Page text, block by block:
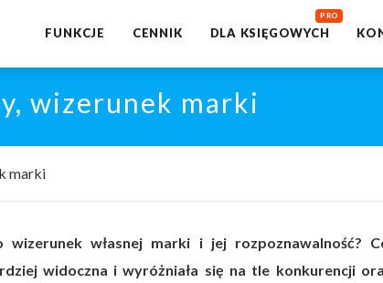
FUNKCJE CENNIK DLA KSIĘGOWYCH
wizerunek marki
marki
wizerunek własnej marki i jej rozpoznawalność?
widoczna i wyróżniała się na tle konkurencji